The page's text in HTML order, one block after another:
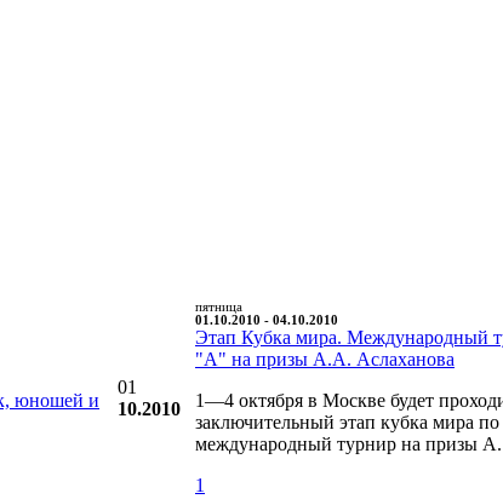
юношей и
01
10.2010
пятница
01.10.2010 - 04.10.2010
Этап Кубка мира. Международный
"А" на призы А.А. Аслаханова
1—4 октября в Москве будет
заключительный этап кубка мира по
международный турнир на призы
1